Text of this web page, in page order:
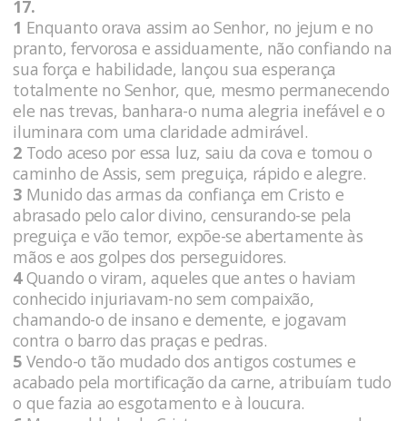
17.
1 Enquanto orava assim ao Senhor, no jejum e no
pranto, fervorosa e assiduamente, não confiando na
sua força e habilidade, lançou sua esperança
totalmente no Senhor, que, mesmo permanecendo
ele nas trevas, banhara-o numa alegria inefável e o
iluminara com uma claridade admirável.
2 Todo aceso por essa luz, saiu da cova e tomou o
caminho de Assis, sem preguiça, rápido e alegre.
3 Munido das armas da confiança em Cristo e
abrasado pelo calor divino, censurando-se pela
preguiça e vão temor, expõe-se abertamente às
mãos e aos golpes dos perseguidores.
4Quando o viram, aqueles que antes o haviam
conhecido injuriavam-no sem compaixão,
chamando-o de insano e demente, e jogavam
contra o barro das praças e pedras.
5 Vendo-o tão mudado dos antigos costumes e
acabado pela mortificação da carne, atribuíam tudo
o que fazia ao esgotamento e à loucura.